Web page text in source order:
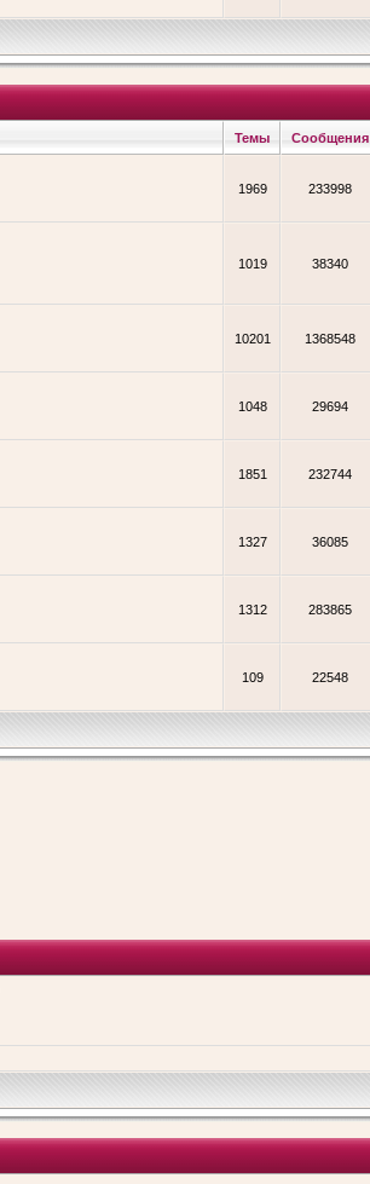
Темы Сообщения
1969 233998
1019 38340
10201 1368548
1048 29694
1851 232744
1327 36085
1312 283865
109 22548